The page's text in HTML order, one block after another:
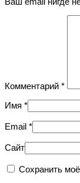
Комментарий *
Имя *
Email *
Сайт
Сохранить